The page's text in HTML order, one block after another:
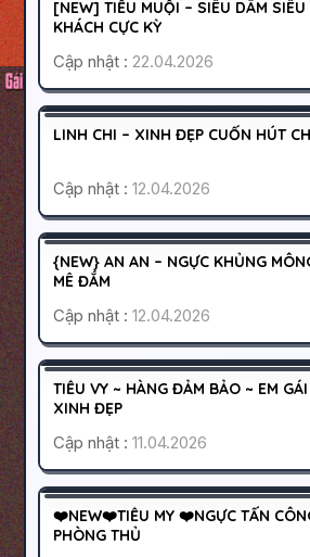
HOẠT ĐỘNG
[NEW] TIỂU MUỘI – SIÊU DÂM SIÊU
KHÁCH CỰC KỲ
Cập nhật :22.04.2026
HOẠT ĐỘNG
LINH CHI – XINH ĐẸP CUỐN HÚT
Cập nhật :12.04.2026
HOẠT ĐỘNG
{NEW} AN AN – NGỰC KHỦNG
MÊ ĐẮM
Cập nhật :12.04.2026
HOẠT ĐỘNG
TIỂU VY ~ HÀNG ĐẢM BẢO ~ EM
XINH ĐẸP
Cập nhật :11.04.2026
HOẠT ĐỘNG
❤️NEW❤️TIỂU MY ❤️NGỰC TẤN
PHÒNG THỦ